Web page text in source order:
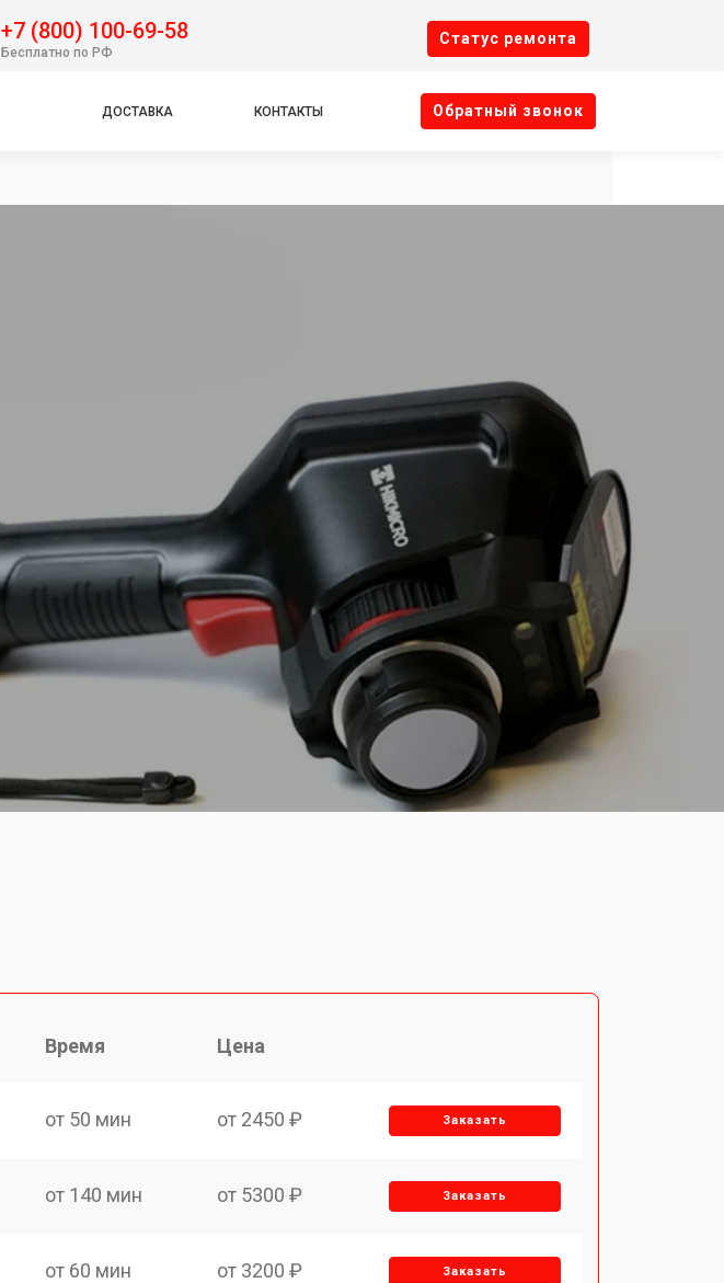
+7 (800) 100-69-58
Бесплатно по РФ
Cтатус ремонта
ДОСТАВКА КОНТАКТЫ Oбратный звонок
Время Цена
от 50 мин от 2450 ₽ Заказать
от 140 мин от 5300 ₽ Заказать
от 60 мин от 3200 ₽ Заказать